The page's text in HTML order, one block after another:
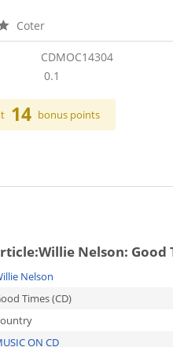
Coter
CDMOC14304
0.1
14 bonus points
Willie Nelson: Good
Nelson
Times (CD)
ON CD